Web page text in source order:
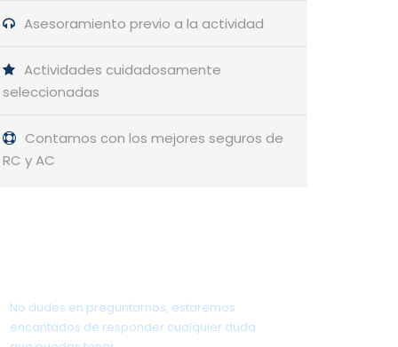
Asesoramiento previo a la actividad
Actividades cuidadosamente
seleccionadas
Contamos con los mejores seguros de
RC y AC
No dudes en preguntarnos, estaremos
encantados de responder cualquier duda